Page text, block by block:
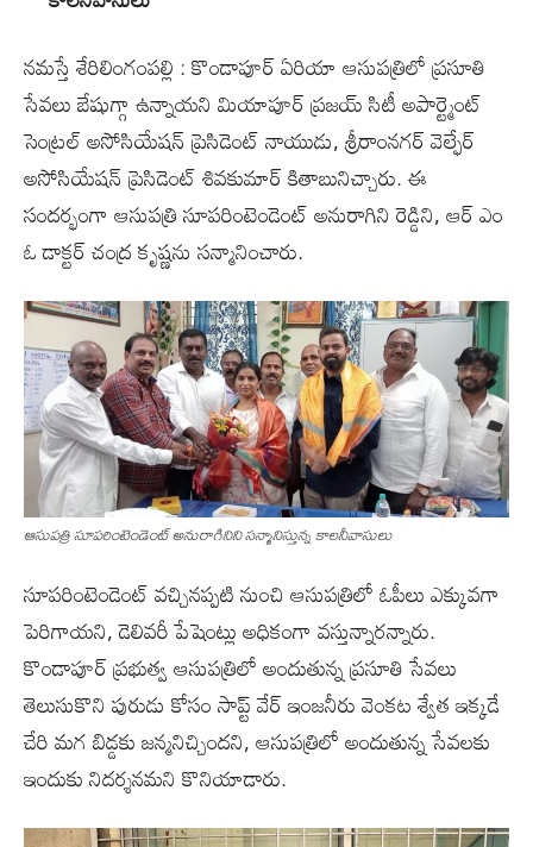
నమస్తే శేరిలింగంపల్లి : కొండాపూర్ ఏరియా ఆసుపత్రిలో ప్రసూతి
సేవలు బేషుగ్గా ఉన్నాయని మియాపూర్ ప్రజయ్ సిటీ అపార్ట్మెంట్
సెంట్రల్ అసోసియేషన్ ప్రెసిడెంట్ నాయుడు, శ్రీరాంనగర్ వెల్ఫేర్
అసోసియేషన్ ప్రెసిడెంట్ శివకుమార్ కితాబునిచ్చారు. ఈ
సందర్భంగా ఆసుపత్రి సూపరింటెండెంట్ అనురాగిని రెడ్డిని, ఆర్ ఎం
ఓ డాక్టర్ చంద్ర కృష్ణను సన్మానించారు.
ఆసుపత్రి సూపరింటెండెంట్ అనురాగినిని సన్మానిస్తున్న కాలనీవాసులు
సూపరింటెండెంట్ వచ్చినప్పటి నుంచి ఆసుపత్రిలో ఓపీలు ఎక్కువగా
పెరిగాయని, డెలివరీ పేషెంట్లు అధికంగా వస్తున్నారన్నారు.
కొండాపూర్ ప్రభుత్వ ఆసుపత్రిలో అందుతున్న ప్రసూతి సేవలు
తెలుసుకొని పురుడు కోసం సాప్ట్ వేర్ ఇంజనీరు వెంకట శ్వేత ఇక్కడే
చేరి మగ బిడ్డకు జన్మనిచ్చిందని, ఆసుపత్రిలో అందుతున్న సేవలకు
ఇందుకు నిదర్శనమని కొనియాడారు.